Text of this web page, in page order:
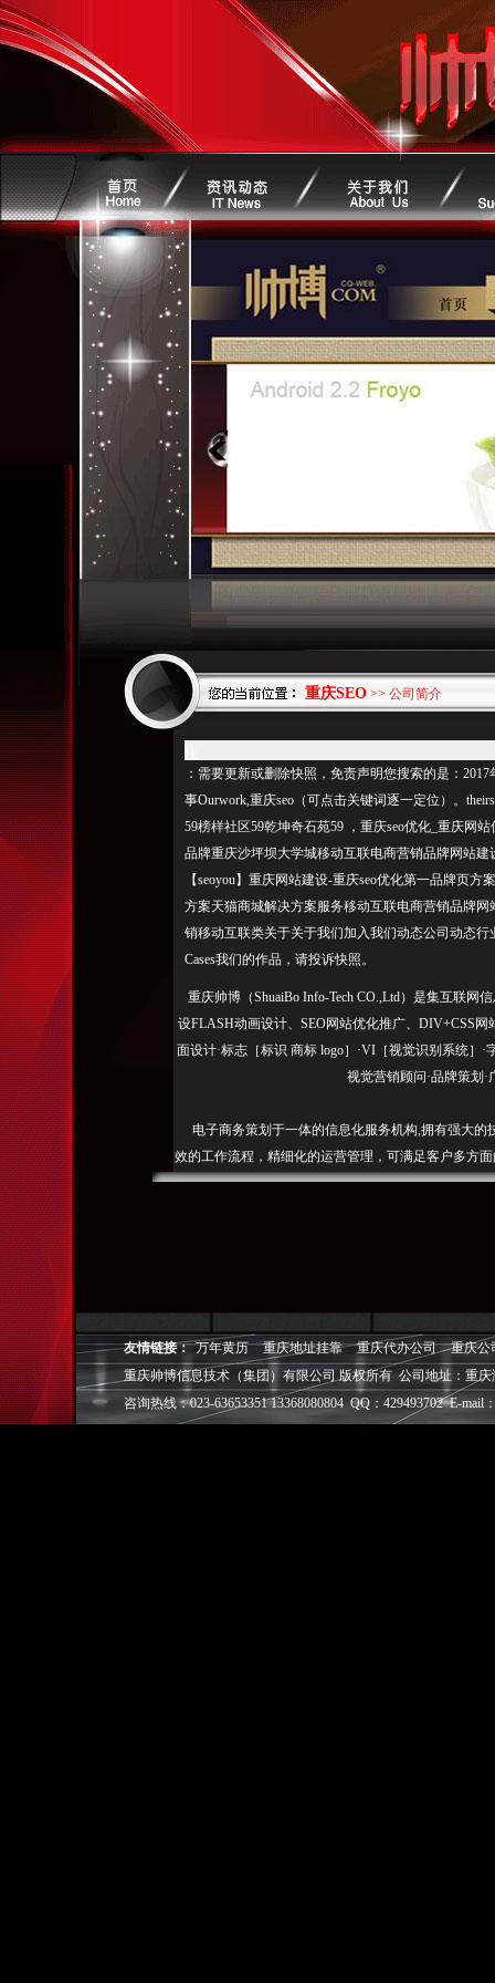
重庆SEO >> 公司简介
：需要更新或删除快照，免责声明您搜索的是：
事Ourwork,重庆seo（可点击关键词逐一定位）。
59榜样社区59乾坤奇石苑59 ，重庆seo优化_重庆网
品牌重庆沙坪坝大学城移动互联电商营销品牌网站
【seoyou】重庆网站建设-重庆seo优化第一品牌页
方案天猫商城解决方案服务移动互联电商营销品牌
销移动互联类关于关于我们加入我们动态公司动态
Cases我们的作品，请投诉快照。
重庆帅博（ShuaiBo Info-Tech CO.,Ltd）是集互联网
设FLASH动画设计、SEO网站优化推广、DIV+CSS
面设计·标志［标识 商标 logo］·VI［视觉识别系统］·
视觉营销顾问·品牌策划
电子商务策划于一体的信息化服务机构,拥有强大的
效的工作流程，精细化的运营管理，可满足客户多方
层面的IT应用服务和信息化解决方案，
◎帅博——用灵魂来设计，我
◎帅博——网络营销
◎帅博——专业的团队
◎帅博——让网站突显
友情链接： 万年黄历 重庆地址挂靠 重庆代办公司
重庆公
重庆帅博信息技术（集团）有限公司 版权所有 公司地址：重
咨询热线：023-63653351 13368080804 QQ：429493702 E-mail